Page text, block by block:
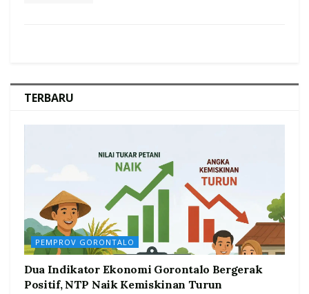
TERBARU
PEMPROV GORONTALO
Dua Indikator Ekonomi Gorontalo Bergerak
Positif, NTP Naik Kemiskinan Turun